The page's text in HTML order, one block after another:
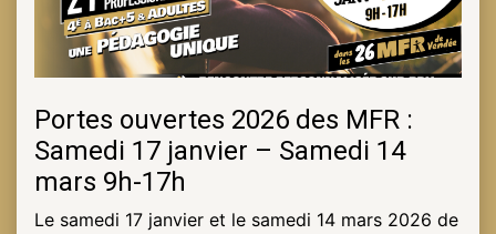
Portes ouvertes 2026 des MFR :
Samedi 17 janvier – Samedi 14
mars 9h-17h
Le samedi 17 janvier et le samedi 14 mars 2026 de